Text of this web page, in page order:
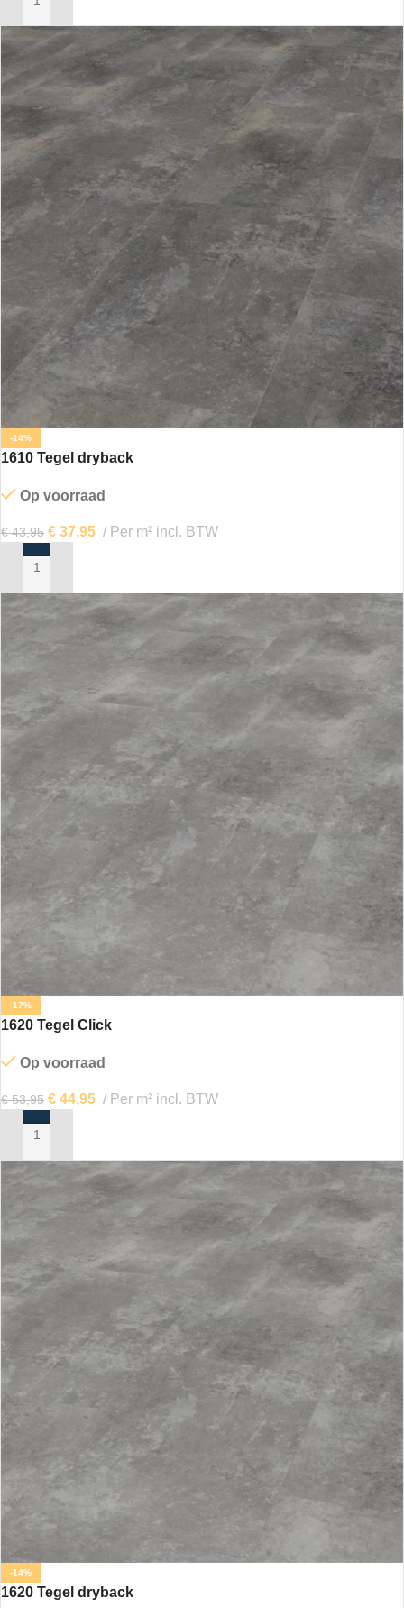
IN MIJN WINKELWAGEN
-14%
1610 Tegel dryback
Op voorraad
€43,95 € 37,95 Per m² incl. BTW
IN MIJN WINKELWAGEN
-17%
1620 Tegel Click
Op voorraad
€53,95 € 44,95 Per m² incl. BTW
IN MIJN WINKELWAGEN
-14%
1620 Tegel dryback